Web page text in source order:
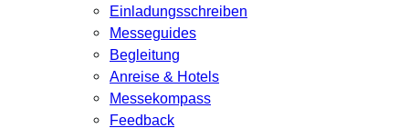
Einladungsschreiben
Messeguides
Begleitung
Anreise & Hotels
Messekompass
Feedback